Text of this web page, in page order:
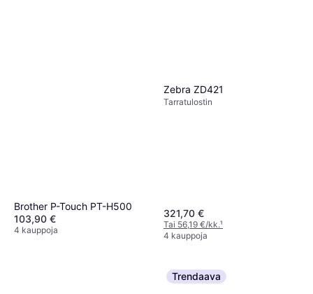
Brother P-Touch PT-H500
103,90 €
4 kauppoja
Zebra ZD421
Tarra­tulostin
321,70 €
Tai 56,19 €/kk.¹
4 kauppoja
Trendaava